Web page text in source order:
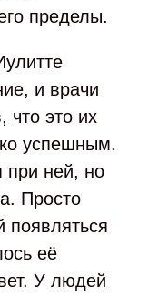
пределы.
и врачи
что это их
успешным.
при ней, но
Просто
появляться
её
У людей